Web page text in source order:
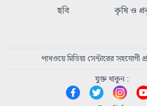
ছবি
কৃষি ও
পাথওয়ে মিডিয়া সেন্টারের সহযোগী
যুক্ত থাকুন :